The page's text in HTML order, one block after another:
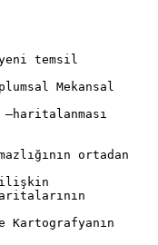
temsil
Mekansal
ortadan
ilişkin
Kartografyanın